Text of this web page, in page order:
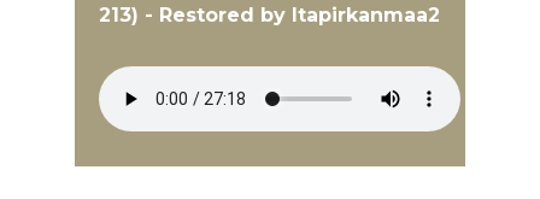
213) - Restored by Itapirkanmaa2